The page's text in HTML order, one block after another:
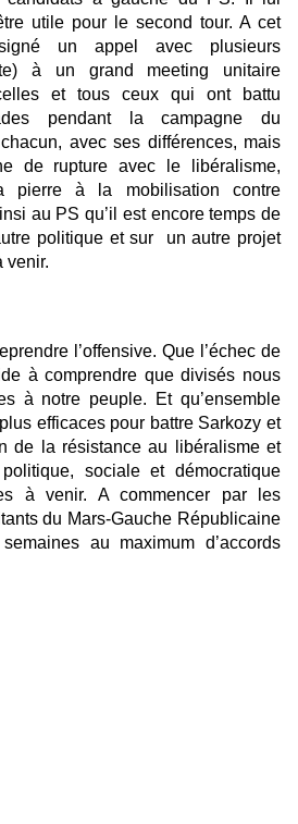
utile pour le second tour. A cet
un appel avec plusieurs
à un grand meeting unitaire
et tous ceux qui ont battu
pendant la campagne du
avec ses différences, mais
de rupture avec le libéralisme,
pierre à la mobilisation contre
au PS qu’il est encore temps de
politique et sur un autre projet
venir.
l’offensive. Que l’échec de
à comprendre que divisés nous
à notre peuple. Et qu’ensemble
efficaces pour battre Sarkozy et
de la résistance au libéralisme et
sociale et démocratique
à venir. A commencer par les
du Mars-Gauche Républicaine
au maximum d’accords